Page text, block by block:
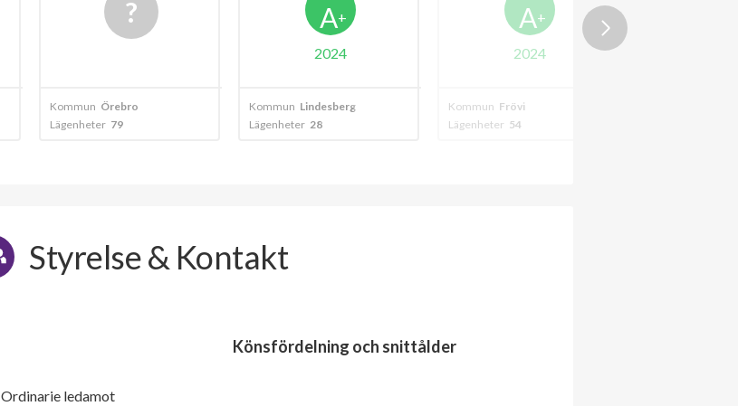
Kommun Örebro
Lägenheter 79
A+
2024
Kommun Lindesberg
Lägenheter 28
A+
2024
Kommun Frövi
Lägenheter 54
Styrelse & Kontakt
Ordinarie ledamot
Könsfördelning och snittålder